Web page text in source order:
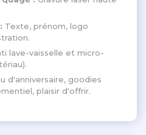
Texte, prénom, logo
lave-vaisselle et micro-
d'anniversaire, goodies
plaisir d'offrir.